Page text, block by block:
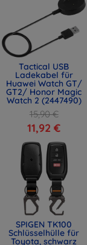
Tactical USB
Ladekabel für
Huawei Watch GT/
GT2/ Honor Magic
Watch 2 (2447490)
15,90 €
11,92 €
SPIGEN TK100
Schlüsselhülle für
Toyota, schwarz